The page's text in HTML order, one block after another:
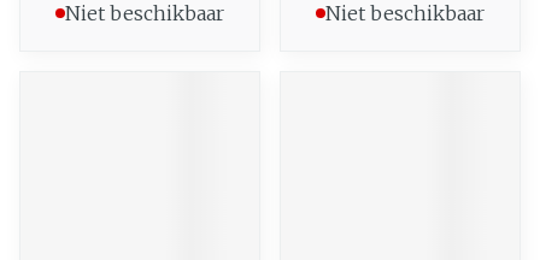
Niet beschikbaar Niet beschikbaar